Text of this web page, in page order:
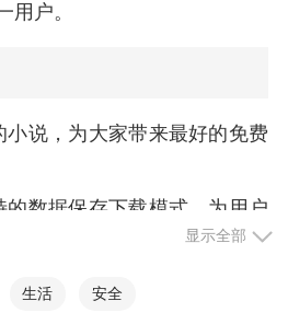
用户。
小说，为大家带来最好的免费
的数据保存下载模式，为用户
高分作品可以阅读，全部都是
显示全部
生活 安全